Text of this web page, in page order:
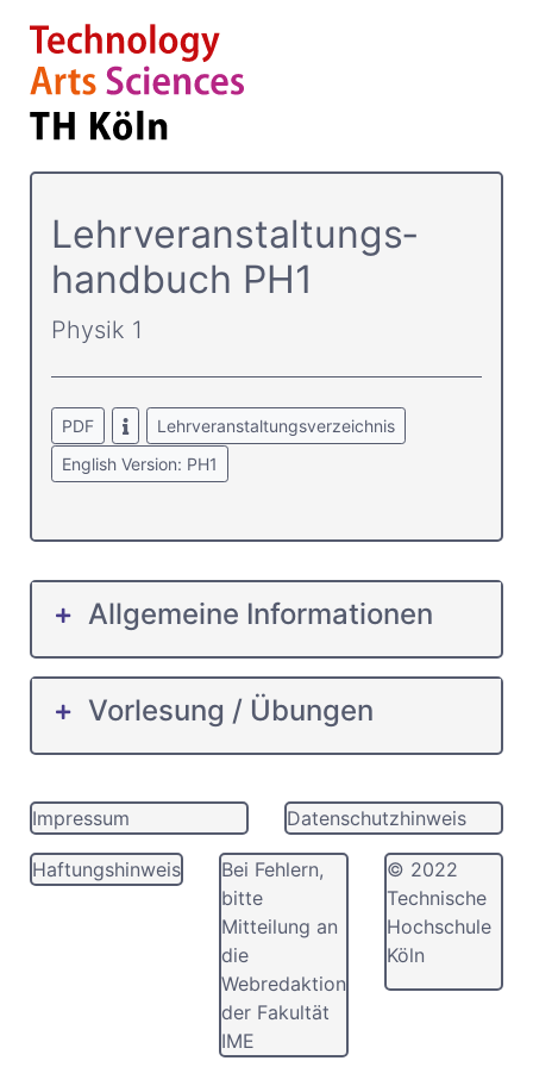
Lehrver­anstaltungs­
handbuch PH1
Physik 1
PDF
Lehrveranstaltungsverzeichnis
English Version: PH1
Allgemeine Informationen
Vorlesung / Übungen
Impressum Datenschutzhinweis
Haftungshinweis
Bei Fehlern,
bitte
Mitteilung an
die
Webredaktion
der Fakultät
IME
© 2022
Technische
Hochschule
Köln